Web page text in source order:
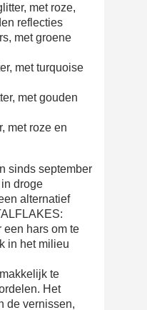
met roze,
reflecties
met groene
met turquoise
met gouden
met roze en
sinds september
droge
alternatief
hars om te
in het milieu
te
Het
de vernissen,